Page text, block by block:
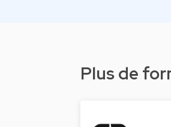
Plus de